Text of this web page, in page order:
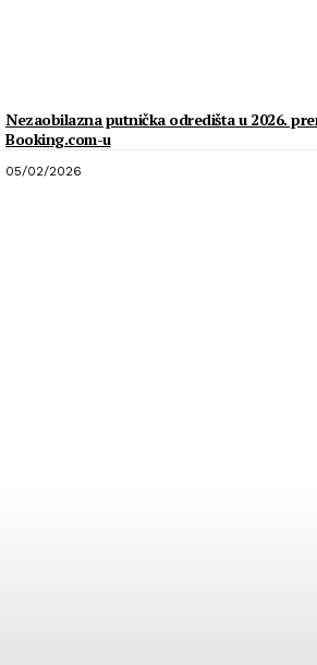
Nezaobilazna putnička odredišta u 2026.
Booking.com-u
05/02/2026